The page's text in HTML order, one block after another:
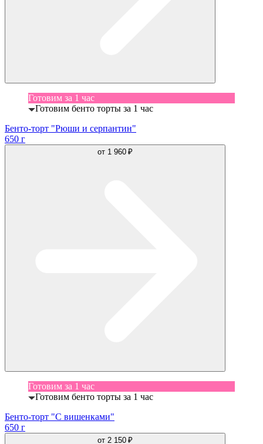
Готовим за 1 час
Готовим бенто торты за 1 час
Бенто-торт "Рюши и серпантин"
650 г
от 1 960 ₽
Готовим за 1 час
Готовим бенто торты за 1 час
Бенто-торт "С вишенками"
650 г
от 2 150 ₽